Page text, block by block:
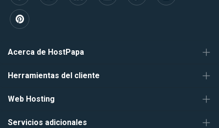
Acerca de HostPapa
Herramientas del cliente
Web Hosting
Servicios adicionales